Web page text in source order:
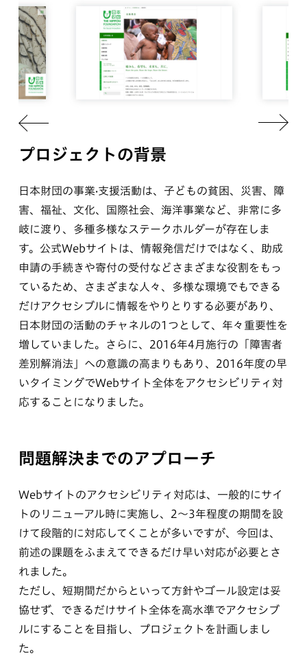
プロジェクトの背景
日本財団の事業·支援活動は、子どもの貧困、災害、障
害、福祉、文化、国際社会、海洋事業など、非常に多
岐に渡り、多種多様なステークホルダーが存在しま
す。公式Webサイトは、情報発信だけではなく、助成
申請の手続きや寄付の受付などさまざまな役割をもっ
ているため、さまざまな人々、多様な環境でもできる
だけアクセシブルに情報をやりとりする必要があり、
日本財団の活動のチャネルの1つとして、年々重要性を
増していました。さらに、2016年4月施行の「障害者
差別解消法」への意識の高まりもあり、2016年度の早
いタイミングでWebサイト全体をアクセシビリティ対
応することになりました。
問題解決までのアプローチ
Webサイトのアクセシビリティ対応は、一般的にサイ
トのリニューアル時に実施し、2～3年程度の期間を設
けて段階的に対応してくことが多いですが、今回は、
前述の課題をふまえてできるだけ早い対応が必要とさ
れました。
ただし、短期間だからといって方針やゴール設定は妥
協せず、できるだけサイト全体を高水準でアクセシブ
ルにすることを目指し、プロジェクトを計画しまし
た。